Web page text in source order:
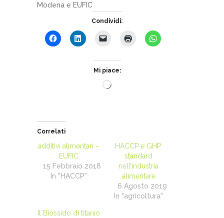
Modena e EUFIC
Condividi:
Mi piace:
Caricamento
Correlati
additivi alimentari –
EUFIC
15 Febbraio 2018
In "HACCP"
HACCP e GHP:
standard
nell’industria
alimentare
6 Agosto 2019
In "agricoltura"
Il Biossido di titanio